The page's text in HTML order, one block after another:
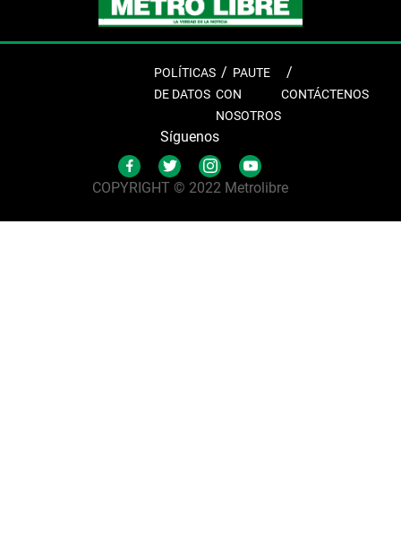
POLÍTICAS
DE DATOS
PAUTE
CON
NOSOTROS
CONTÁCTENOS
Síguenos
COPYRIGHT © 2022 Metrolibre